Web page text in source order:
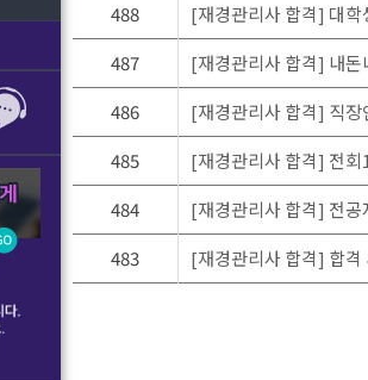
488
[재경관리사 합격] 대학
487
[재경관리사 합격] 내돈
486
[재경관리사 합격] 직장
485
[재경관리사 합격] 전회
484
[재경관리사 합격] 전공
483
[재경관리사 합격] 합격